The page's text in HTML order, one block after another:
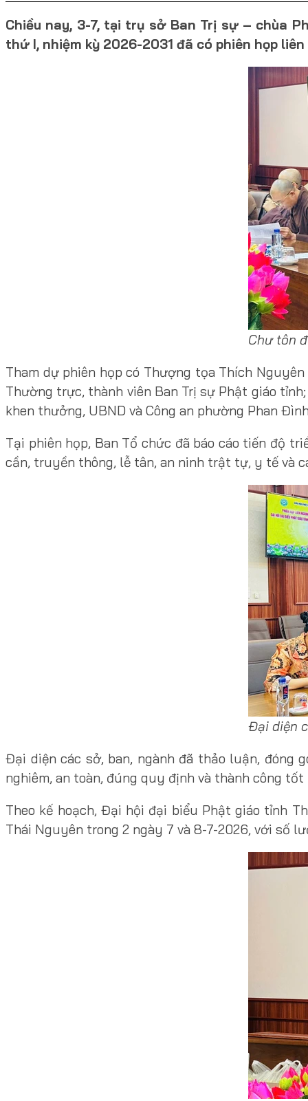
Chiều nay, 3-7, tại trụ sở Ban Trị sự – chùa
thứ I, nhiệm kỳ 2026-2031 đã có phiên họp
Chư tôn
Tham dự phiên họp có Thượng tọa Thích
Thường trực, thành viên Ban Trị sự Phật giáo
khen thưởng, UBND và Công an phường Phan
Tại phiên họp, Ban Tổ chức đã báo cáo tiến độ
cần, truyền thông, lễ tân, an ninh trật tự, y tế và
Đại diện
Đại diện các sở, ban, ngành đã thảo luận,
nghiêm, an toàn, đúng quy định và thành công tốt
Theo kế hoạch, Đại hội đại biểu Phật giáo tỉnh
Thái Nguyên trong 2 ngày 7 và 8-7-2026, với số